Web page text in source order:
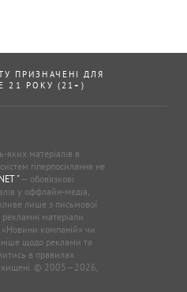
ПРИЗНАЧЕНІ ДЛЯ
21 РОКУ (21+)
яких матеріалів в
гіперпосилання не
"— обов’язкові.
у оффлайн-медіа,
лише з письмової
рекламні матеріали
«Новини компаній» чи
щодо реклами та
в правилах
© 2005—2026,